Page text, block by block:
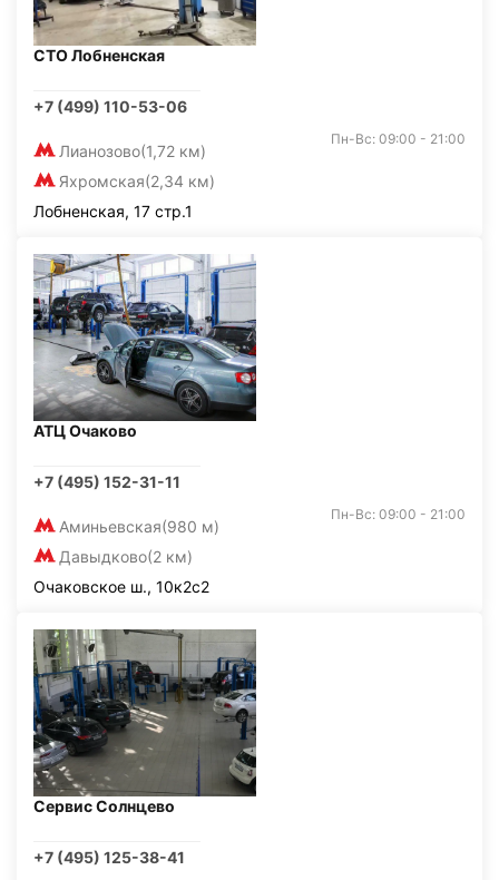
СТО Лобненская
+7 (499) 110-53-06
Лианозово(1,72 км)
Яхромская(2,34 км)
Пн-Вс: 09:00 - 21:00
Лобненская, 17 стр.1
АТЦ Очаково
+7 (495) 152-31-11
Аминьевская(980 м)
Давыдково(2 км)
Пн-Вс: 09:00 - 21:00
Очаковское ш., 10к2с2
Сервис Солнцево
+7 (495) 125-38-41